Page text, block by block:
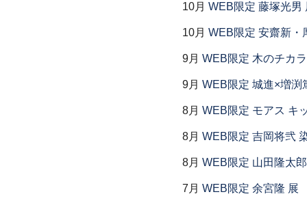
10月 WEB限定 藤塚光男
10月 WEB限定 安齋新・
9月 WEB限定 木のチカ
9月 WEB限定 城進×増渕
8月 WEB限定 モアス キ
8月 WEB限定 吉岡将弐
8月 WEB限定 山田隆太
7月 WEB限定 余宮隆 展